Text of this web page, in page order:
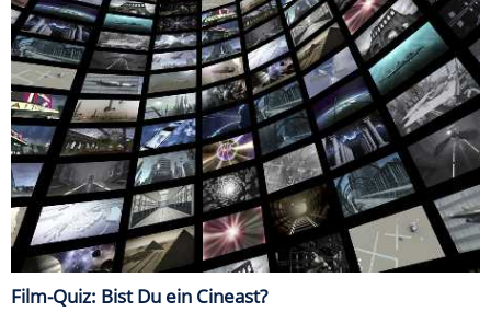
Film-Quiz: Bist Du ein Cineast?